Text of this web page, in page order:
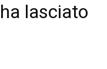
lasciato